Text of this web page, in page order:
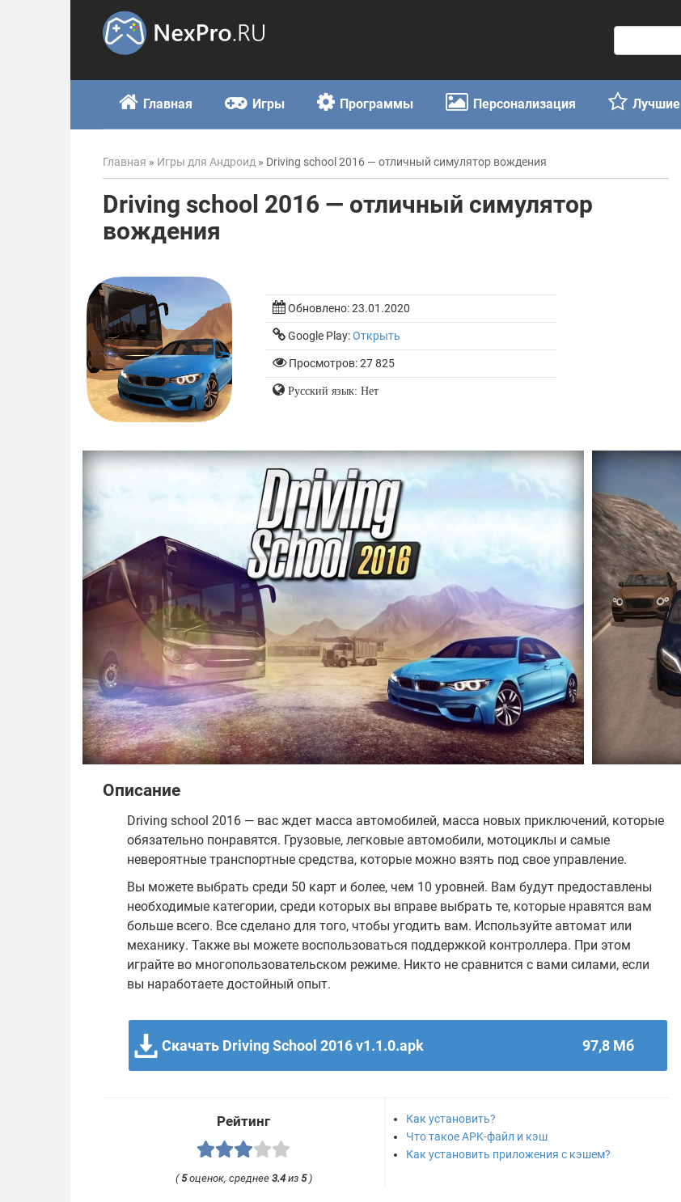
о
с
к
:
Главная Игры Программы Персонализация Лучшие
Главная » Игры для Андроид » Driving school 2016 — отличный симулятор вождения
Driving school 2016 — отличный симулятор
вождения
Обновлено:23.01.2020
Google Play:Открыть
Просмотров: 27 825
Русский язык: Нет
Описание
Driving school 2016 — вас ждет масса автомобилей, масса новых приключений, которые
обязательно понравятся. Грузовые, легковые автомобили, мотоциклы и самые
невероятные транспортные средства, которые можно взять под свое управление.
Вы можете выбрать среди 50 карт и более, чем 10 уровней. Вам будут предоставлены
необходимые категории, среди которых вы вправе выбрать те, которые нравятся вам
больше всего. Все сделано для того, чтобы угодить вам. Используйте автомат или
механику. Также вы можете воспользоваться поддержкой контроллера. При этом
играйте во многопользовательском режиме. Никто не сравнится с вами силами, если
вы наработаете достойный опыт.
Скачать Driving School 2016 v1.1.0.apk 97,8 Мб
Рейтинг
(5оценок, среднее 3.4из 5)
Как установить?
Что такое APK-файл и кэш
Как установить приложения с кэшем?